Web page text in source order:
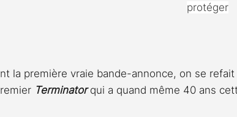
protéger
la première vraie bande-annonce, on se
Terminator qui a quand même 40 ans